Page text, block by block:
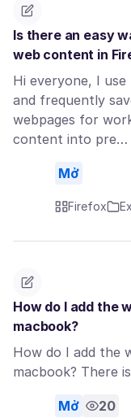
Is there an easy
web content in
Hi everyone, I
and frequently
webpages for
content into pre…
Mở
Firefox
How do I add the
macbook?
How do I add the
macbook? There
Mở 20